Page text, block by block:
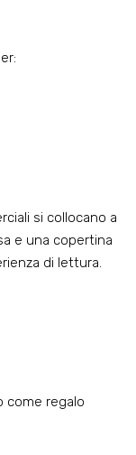
si collocano a
e una copertina
di lettura.
come regalo